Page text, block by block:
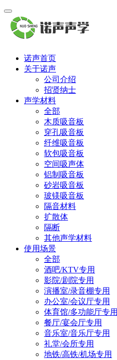
诺声首页
关于诺声
公司介绍
招贤纳士
声学材料
全部
木质吸音板
穿孔吸音板
纤维吸音板
软包吸音板
空间吸声体
铝制吸音板
砂岩吸音板
玻镁吸音板
隔音材料
扩散体
隔断
其他声学材料
使用场景
全部
酒吧/KTV专用
影院/剧院专用
演播室/录音棚专用
办公室/会议厅专用
体育馆/多功能厅专用
餐厅/宴会厅专用
音乐室/音乐厅专用
礼堂/会所专用
地铁/高铁/机场专用